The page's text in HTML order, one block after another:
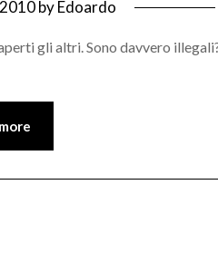
byEdoardo
gli altri. Sono davvero